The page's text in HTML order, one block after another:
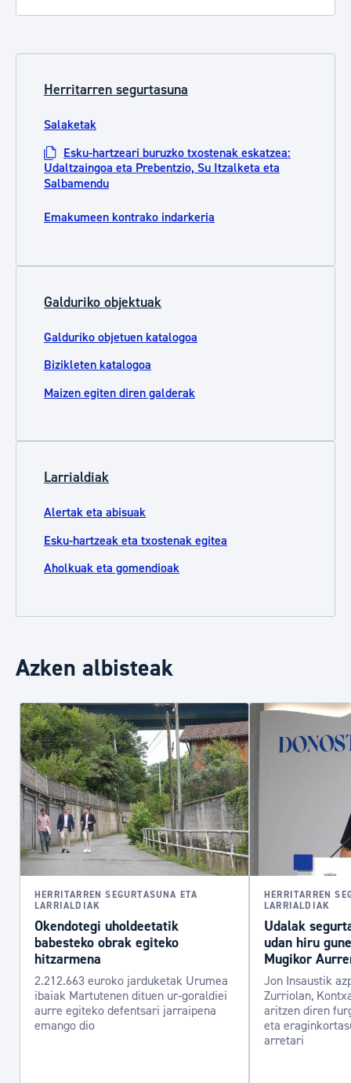
Herritarren segurtasuna
Salaketak
Esku-hartzeari buruzko txostenak eskatzea:
Udaltzaingoa eta Prebentzio, Su Itzalketa eta
Salbamendu
Emakumeen kontrako indarkeria
Galduriko objektuak
Galduriko objetuen katalogoa
Bizikleten katalogoa
Maizen egiten diren galderak
Larrialdiak
Alertak eta abisuak
Esku-hartzeak eta txostenak egitea
Aholkuak eta gomendioak
Azken albisteak
HERRITARREN SEGURTASUNA ETA
LARRIALDIAK
Okendotegi uholdeetatik
babesteko obrak egiteko
hitzarmena
2.212.663 euroko jarduketak Urumea
ibaiak Martutenen dituen ur-goraldiei
aurre egiteko defentsari jarraipena
emango dio
HERRITARREN
LARRIALDIAK
Udalak
udan hiru
Mugikor
Jon Insaustik
Zurriolan,
aritzen diren
eta
arretari